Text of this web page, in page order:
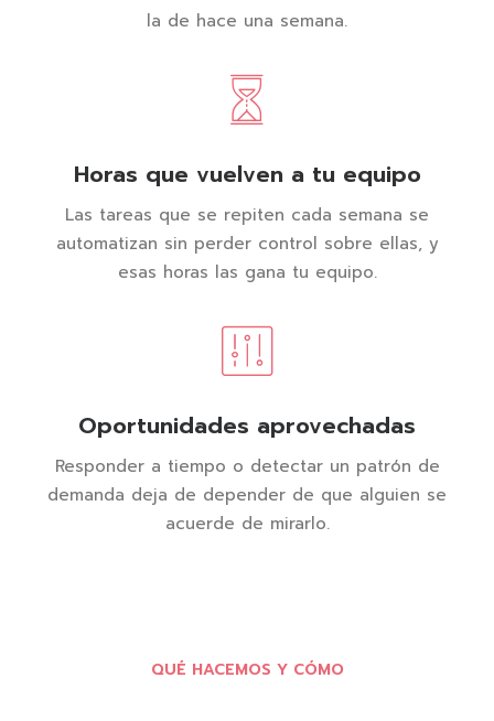
la de hace una semana.
Horas que vuelven a tu equipo
Las tareas que se repiten cada semana se
automatizan sin perder control sobre ellas, y
esas horas las gana tu equipo.
Oportunidades aprovechadas
Responder a tiempo o detectar un patrón de
demanda deja de depender de que alguien se
acuerde de mirarlo.
QUÉ HACEMOS Y CÓMO